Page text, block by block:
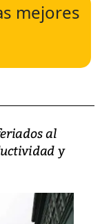
mejores
al
y